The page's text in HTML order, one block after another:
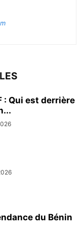
: Qui est derrière
du Bénin